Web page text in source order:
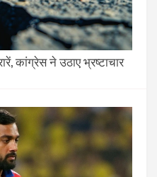
कांग्रेस ने उठाए भ्रष्टाचार